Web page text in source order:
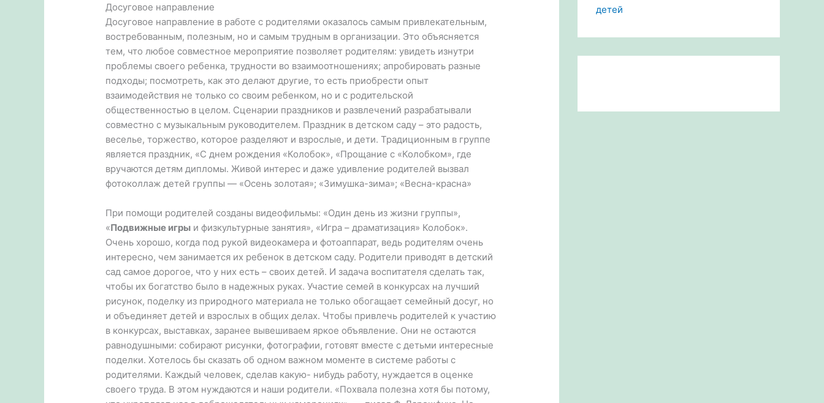
Досуговое направление
Досуговое направление в работе с родителями оказалось самым привлекательным,
востребованным, полезным, но и самым трудным в организации. Это объясняется
тем, что любое совместное мероприятие позволяет родителям: увидеть изнутри
проблемы своего ребенка, трудности во взаимоотношениях; апробировать разные
подходы; посмотреть, как это делают другие, то есть приобрести опыт
взаимодействия не только со своим ребенком, но и с родительской
общественностью в целом. Сценарии праздников и развлечений разрабатывали
совместно с музыкальным руководителем. Праздник в детском саду – это радость,
веселье, торжество, которое разделяют и взрослые, и дети. Традиционным в группе
является праздник, «С днем рождения «Колобок», «Прощание с «Колобком», где
вручаются детям дипломы. Живой интерес и даже удивление родителей вызвал
фотоколлаж детей группы — «Осень золотая»; «Зимушка-зима»; «Весна-красна»
При помощи родителей созданы видеофильмы: «Один день из жизни группы»,
«Подвижные игры и физкультурные занятия», «Игра – драматизация» Колобок».
Очень хорошо, когда под рукой видеокамера и фотоаппарат, ведь родителям очень
интересно, чем занимается их ребенок в детском саду. Родители приводят в детский
сад самое дорогое, что у них есть – своих детей. И задача воспитателя сделать так,
чтобы их богатство было в надежных руках. Участие семей в конкурсах на лучший
рисунок, поделку из природного материала не только обогащает семейный досуг, но
и объединяет детей и взрослых в общих делах. Чтобы привлечь родителей к участию
в конкурсах, выставках, заранее вывешиваем яркое объявление. Они не остаются
равнодушными: собирают рисунки, фотографии, готовят вместе с детьми интересные
поделки. Хотелось бы сказать об одном важном моменте в системе работы с
родителями. Каждый человек, сделав какую- нибудь работу, нуждается в оценке
своего труда. В этом нуждаются и наши родители. «Похвала полезна хотя бы потому,
детей